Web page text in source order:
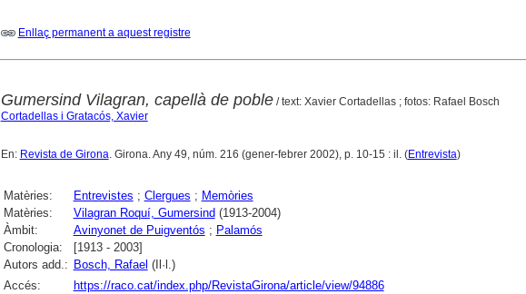
Enllaç permanent a aquest registre
Gumersind Vilagran, capellà de poble/ text: Xavier Cortadellas ; fotos: Rafael Bosch
Cortadellas i Gratacós, Xavier
En: Revista de Girona . Girona. Any 49, núm. 216 (gener-febrer 2002), p. 10-15 : il. (Entrevista)
Matèries: Entrevistes ; Clergues ; Memòries
Matèries:
Vilagran Roquí, Gumersind(1913-2004)
Àmbit:
Avinyonet de Puigventós ; Palamós
Cronologia:
[1913 - 2003]
Autors add.: Bosch, Rafael (Il·l.)
Accés:
https://raco.cat/index.php/RevistaGirona/article/view/94886